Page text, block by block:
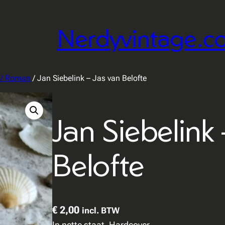
Roman / Jan Siebelink – Jas van Belofte
Jan Siebelink
Belofte
€2,00 incl. BTW